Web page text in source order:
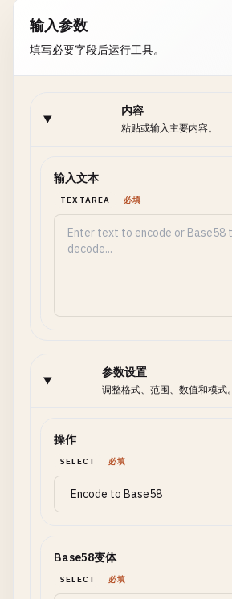
输入参数
填写必要字段后运行工具。
内容
粘贴或输入主要内容。
输入文本
TEXTAREA 必填
参数设置
调整格式、范围、数值和模式。
操作
SELECT 必填
Base58变体
SELECT 必填